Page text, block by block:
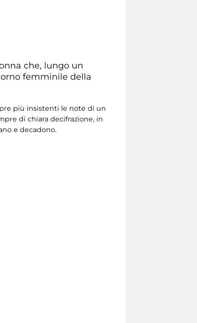
che, lungo un
femminile della
più insistenti le note di un
di chiara decifrazione, in
e decadono.